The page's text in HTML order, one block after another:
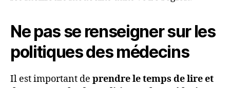
Ne pas se renseigner sur les
politiques des médecins
Il est important de prendre le temps de lire et